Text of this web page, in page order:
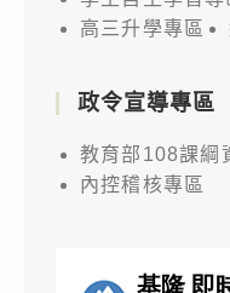
高三升學專區
政令宣導專區
教育部108課綱
內控稽核專區